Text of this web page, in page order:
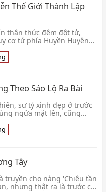
Thế Giới Thành Lập
thận thức đêm đột tử,
cơ tứ phía Huyền Huyễn
Tộc Chi Thần
Theo Sáo Lộ Ra Bài
sư tỷ xinh đẹp ở trước
ngửa mặt lên, cũng
Chi Thất
Tây
truyền cho nàng 'Chiêu tần
nhưng thật ra là trước có